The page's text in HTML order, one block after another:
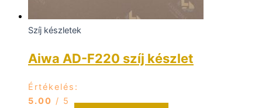
Szíj készletek
Aiwa AD-F220 szíj készlet
Értékelés:
5.00 / 5